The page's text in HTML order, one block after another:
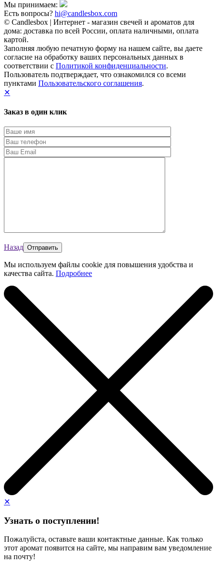
Мы принимаем:
Есть вопросы? hi@candlesbox.com
© Candlesbox | Интернет - магазин свечей и ароматов для
дома: доставка по всей России, оплата наличными, оплата
картой.
Заполняя любую печатную форму на нашем сайте, вы даете
согласие на обработку ваших персональных данных в
соответствии с Политикой конфиденциальности.
Пользователь подтверждает, что ознакомился со всеми
пунктами Пользовательского соглашения.
✕
Заказ в один клик
Назад
Мы используем файлы cookie для повышения удобства и
качества сайта. Подробнее
✕
Узнать о поступлении!
Пожалуйста, оставьте ваши контактные данные. Как только
этот аромат появится на сайте, мы направим вам уведомление
на почту!